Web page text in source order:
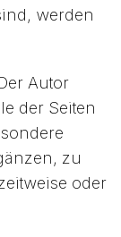
werden
Autor
der Seiten
zu
oder